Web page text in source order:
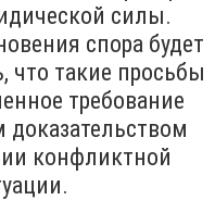
силы.
спора будет
что такие просьбы
требование
конфликтной